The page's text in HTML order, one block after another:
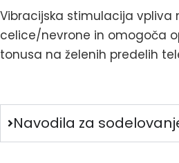
Vibracijska stimulacija vpliva
celice/nevrone in omogoča
tonusa na želenih predelih
Navodila za